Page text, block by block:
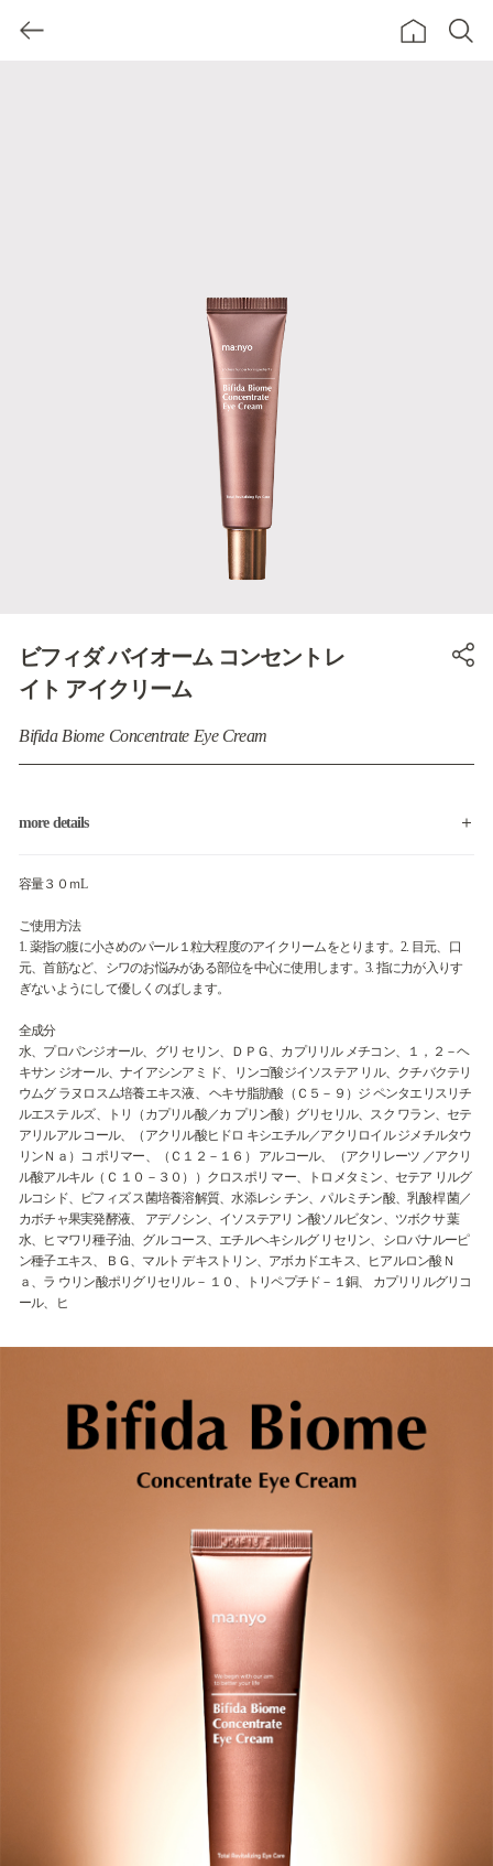
ビフィダ バイオーム コンセントレ
イト アイクリーム
Bifida Biome Concentrate Eye Cream
more details
容量３０ｍL
ご使用方法
1. 薬指の腹に小さめのパール１粒大程度のアイクリームをとります。2. 目元、口
元、首筋など、シワのお悩みがある部位を中心に使用します。3. 指に力が入りす
ぎないようにして優しくのばします。
全成分
水、プロパンジオール、グリ セリン、ＤＰＧ、カプリリル メチコン、１，２－ヘ
キサン ジオール、ナイアシンアミ ド、リンゴ酸ジイソステア リル、クチバクテリ
ウムグ ラヌロスム培養エキス液、 ヘキサ脂肪酸（Ｃ５－９）ジ ペンタエリスリチ
ルエステ ルズ、トリ（カプリル酸／カ プリン酸）グリセリル、スク ワラン、セテ
アリルアル コール、（アクリル酸ヒドロ キシエチル／アクリロイル ジメチルタウ
リンＮａ）コ ポリマー、（Ｃ１２－１６） アルコール、（アクリレーツ ／アクリ
ル酸アルキル（Ｃ １０－３０））クロスポリ マー、トロメタミン、セテア リルグ
ルコシド、ビフィズ ス菌培養溶解質、水添レシ チン、パルミチン酸、乳酸桿 菌／
カボチャ果実発酵液、 アデノシン、イソステアリ ン酸ソルビタン、ツボクサ 葉
水、ヒマワリ種子油、グル コース、エチルヘキシルグ リセリン、シロバナルーピ
ン種子エキス、ＢＧ、マルト デキストリン、アボカドエキス、ヒアルロン酸Ｎ
ａ、ラ ウリン酸ポリグリセリル－ １０、トリペプチド－１銅、 カプリリルグリコ
ール、ヒ